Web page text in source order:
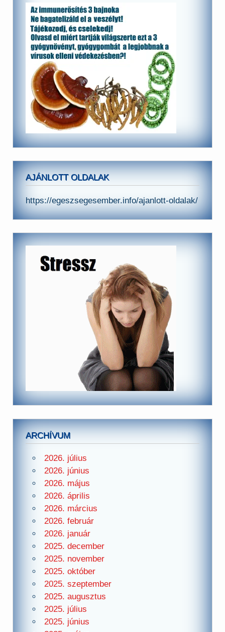
AJÁNLOTT OLDALAK
https://egeszsegesember.info/ajanlott-oldalak/
ARCHÍVUM
2026. július
2026. június
2026. május
2026. április
2026. március
2026. február
2026. január
2025. december
2025. november
2025. október
2025. szeptember
2025. augusztus
2025. július
2025. június